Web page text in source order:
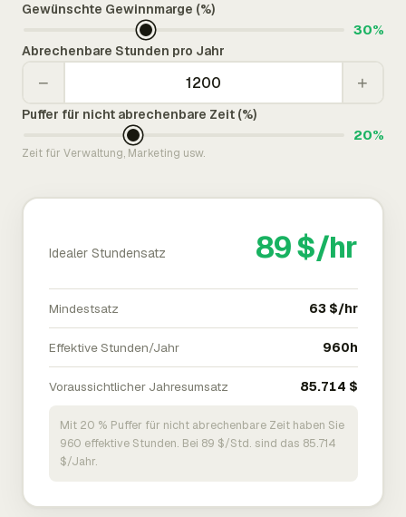
Gewünschte Gewinnmarge (%)
30%
Abrechenbare Stunden pro Jahr
− +
Puffer für nicht abrechenbare Zeit (%)
20%
Zeit für Verwaltung, Marketing usw.
Idealer Stundensatz 89 $/hr
Mindestsatz 63 $/hr
Effektive Stunden/Jahr 960h
Voraussichtlicher Jahresumsatz 85.714 $
Mit 20 % Puffer für nicht abrechenbare Zeit haben Sie
960 effektive Stunden. Bei 89 $/Std. sind das 85.714
$/Jahr.